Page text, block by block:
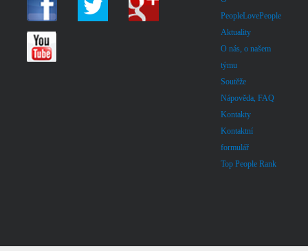
PeopleLovePeople
Aktuality
O nás, o našem
týmu
Soutěže
Nápověda, FAQ
Kontakty
Kontaktní
formulář
Top People Rank